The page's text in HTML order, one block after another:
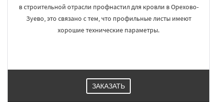
в строительной отрасли профнастил для кровли в Орехово-
Зуево, это связано с тем, что профильные листы имеют
хорошие технические параметры.
ЗАКАЗАТЬ